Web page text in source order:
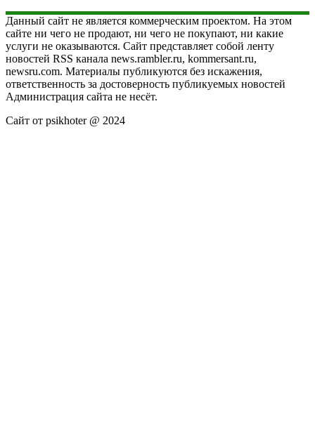
Данный сайт не является коммерческим проектом. На этом
сайте ни чего не продают, ни чего не покупают, ни какие
услуги не оказываются. Сайт представляет собой ленту
новостей RSS канала news.rambler.ru, kommersant.ru,
newsru.com. Материалы публикуются без искажения,
ответственность за достоверность публикуемых новостей
Администрация сайта не несёт.
Сайт от psikhoter @ 2024